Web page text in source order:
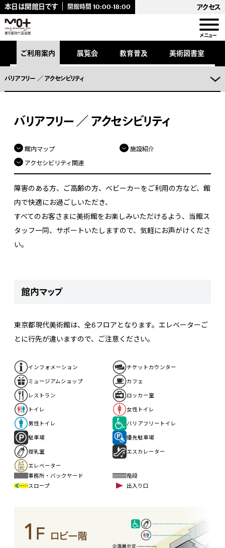
本日は開館日です 開館時間10:00-18:00 アクセス
メニュー
ご利用案内 展覧会 教育普及 美術図書室
バリアフリー ／ アクセシビリティ
バリアフリー ／ アクセシビリティ
館内マップ
施設紹介
アクセシビリティ関連
障害のある方、ご高齢の方、ベビーカーをご利用の方など、館
内で快適にお過ごしいただき、
すべてのお客さまに美術館をお楽しみいただけるよう、当館ス
タッフ一同、サポートいたしますので、気軽にお声がけくださ
い。
館内マップ
東京都現代美術館は、全6フロアとなります。エレベーターご
とに行先が違いますので、ご注意ください。
インフォメーション チケットカウンター
ミュージアムショップ カフェ
レストラン ロッカー室
トイレ 女性トイレ
男性トイレ バリアフリートイレ
駐車場 優先駐車場
授乳室 エスカレーター
エレベーター
事務所・バックヤード
階段
スロープ
出入り口